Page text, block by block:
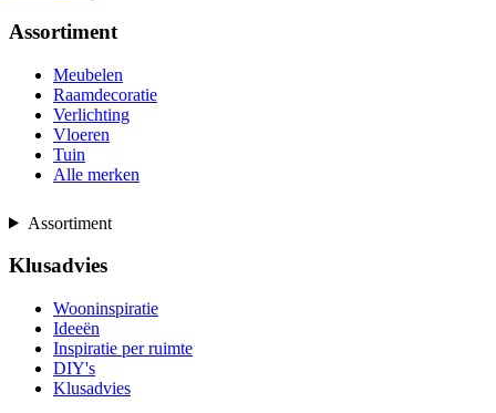
Assortiment
Meubelen
Raamdecoratie
Verlichting
Vloeren
Tuin
Alle merken
Assortiment
Klusadvies
Wooninspiratie
Ideeën
Inspiratie per ruimte
DIY's
Klusadvies